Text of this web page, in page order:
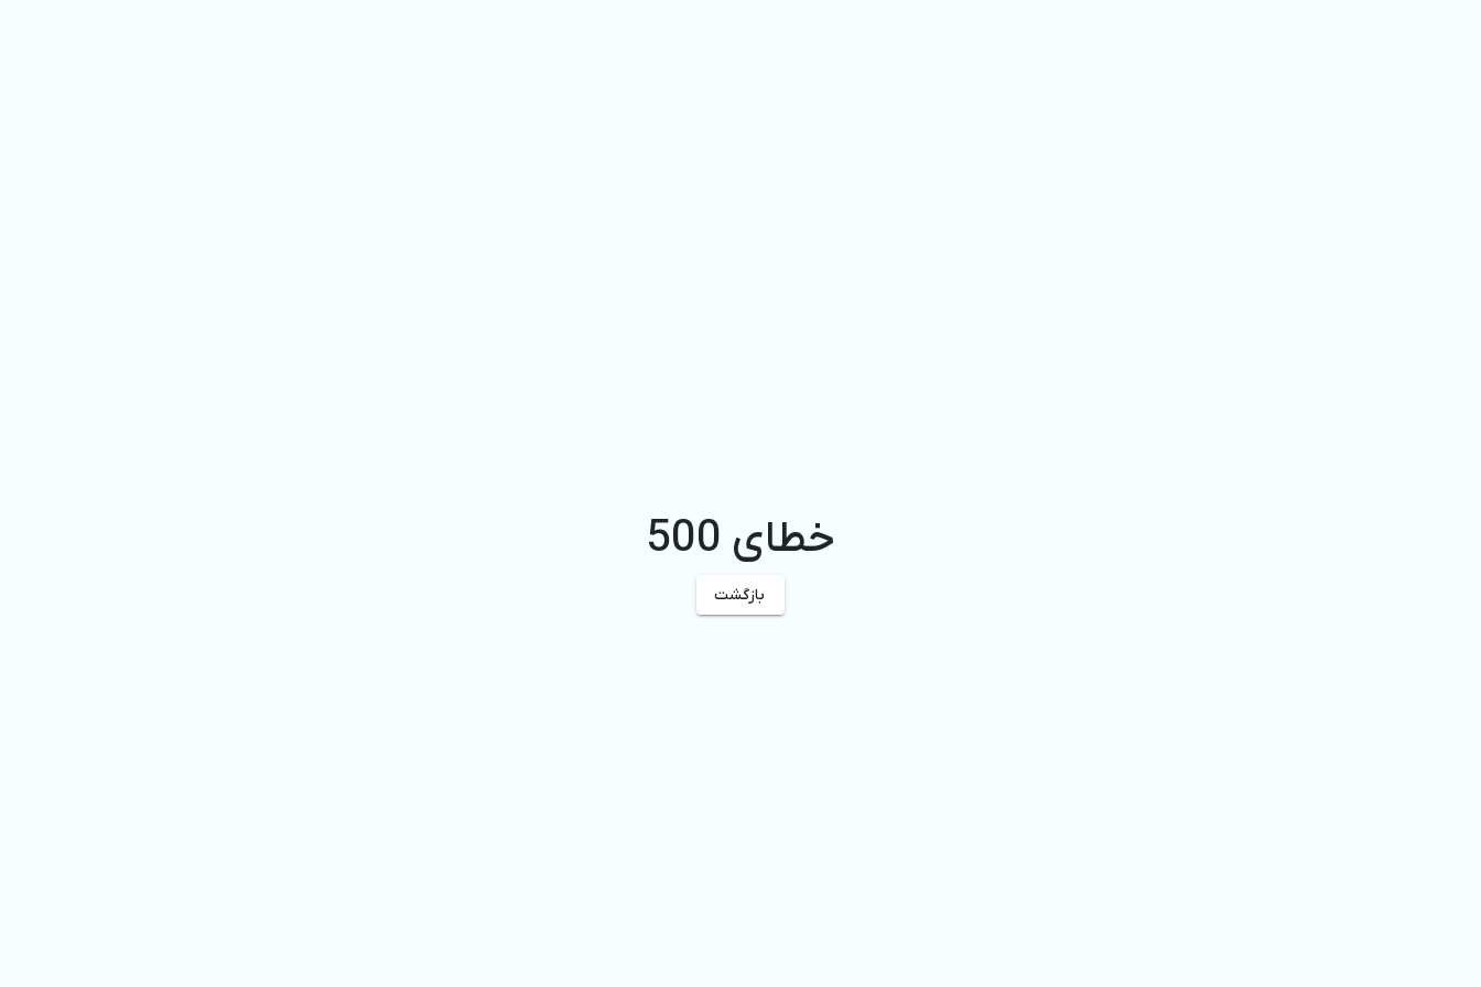
خطای 500
بازگشت